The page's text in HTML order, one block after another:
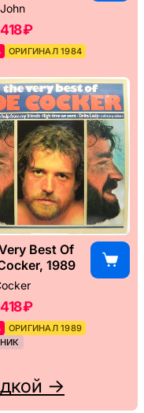
₽
ОРИГИНАЛ 1984
Best Of
1989
₽
ОРИГИНАЛ 1989
→